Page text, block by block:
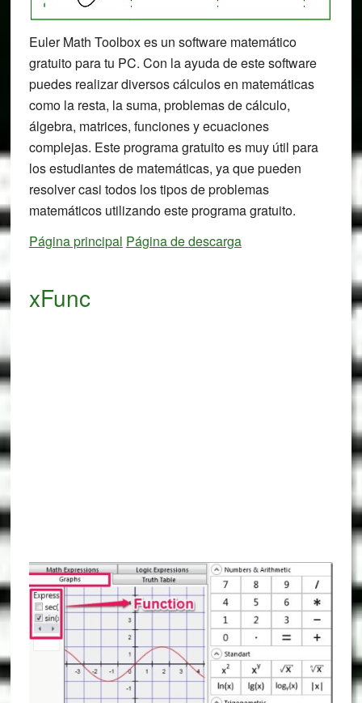
Euler Math Toolbox es un software matemático
gratuito para tu PC. Con la ayuda de este software
puedes realizar diversos cálculos en matemáticas
como la resta, la suma, problemas de cálculo,
álgebra, matrices, funciones y ecuaciones
complejas. Este programa gratuito es muy útil para
los estudiantes de matemáticas, ya que pueden
resolver casi todos los tipos de problemas
matemáticos utilizando este programa gratuito.
Página principal Página de descarga
xFunc